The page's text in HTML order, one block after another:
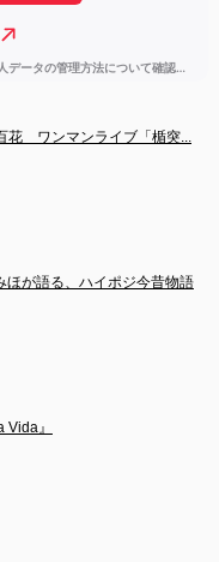
花　ワンマンライブ「楯突...
ほが語る、ハイポジ今昔物語
Vida』